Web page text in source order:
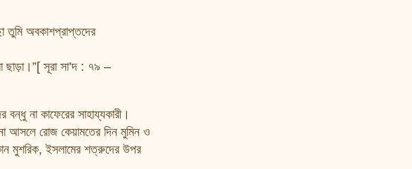
তুমি অবকাশপ্রাপ্তদের
ছাড়া।”[ সূরা সা’দ : ৭৯ –
না কাফেরের সাহায্যকারী।
আসলে রোজ কেয়ামতের দিন মুমিন ও
মুশরিক, ইসলামের শত্রুদের উপর